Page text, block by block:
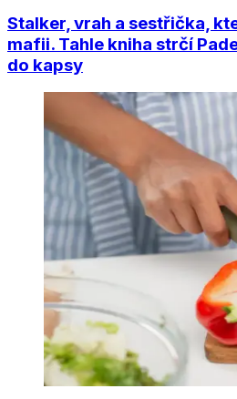
Stalker, vrah a sestřička,
mafii. Tahle kniha strčí
do kapsy